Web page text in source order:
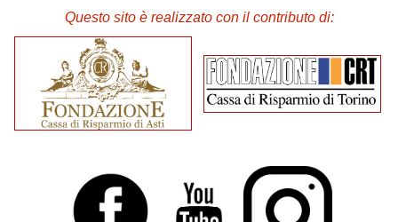
Questo sito è realizzato con il contributo di: